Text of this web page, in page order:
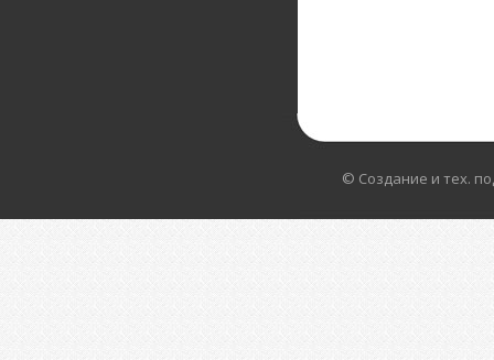
© Создание и тех.